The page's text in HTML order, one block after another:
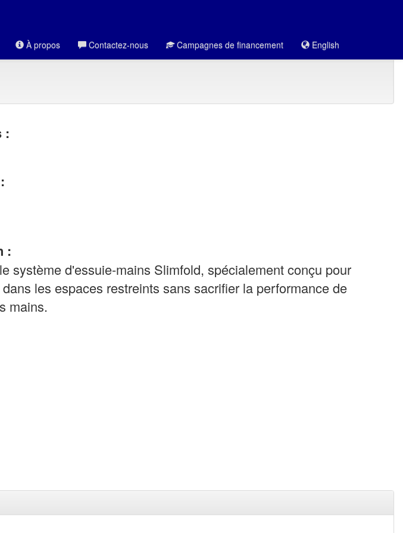
À propos Contactez-nous Campagnes de financement English
:
:
système d'essuie-mains Slimfold, spécialement conçu pour
les espaces restreints sans sacrifier la performance de
mains.